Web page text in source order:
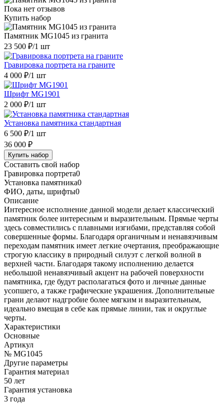
Пока нет отзывов
Купить набор
Памятник MG1045 из гранита
23 500 ₽/1 шт
Гравировка портрета на граните
4 000 ₽/1 шт
Шрифт MG1901
2 000 ₽/1 шт
Установка памятника стандартная
6 500 ₽/1 шт
36 000 ₽
Купить набор
Составить свой набор
Гравировка портрета0
Установка памятника0
ФИО, даты, шрифты0
Описание
Интересное исполнение данной модели делает классический
памятник более интересным и выразительным. Прямые черты
здесь совместились с плавными изгибами, представляя собой
совершенные формы. Благодаря органичным и ненавязчивым
переходам памятник имеет легкие очертания, преображающие
строгую классику в природный силуэт с легкой волной в
верхней части. Благодаря такому исполнению делается
небольшой ненавязчивый акцент на рабочей поверхности
памятника, где будут располагаться фото и личные данные
усопшего, а также графические украшения. Дополнительные
грани делают надгробие более мягким и выразительным,
идеально вмещая в себе как прямые линии, так и округлые
черты.
Характеристики
Основные
Артикул
№ MG1045
Другие параметры
Гарантия материал
50 лет
Гарантия установка
3 года